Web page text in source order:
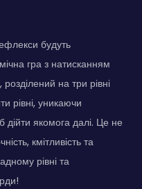
будуть
гра з натисканням
на три рівні
рівні, уникаючи
якомога далі. Це не
кмітливість та
рівні та